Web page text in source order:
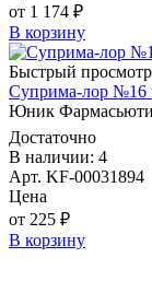
от 1 174 ₽
В корзину
Быстрый просмотр
Суприма-лор №16
Юник
Достаточно
В наличии: 4
Арт. KF-00031894
Цена
от 225 ₽
В корзину